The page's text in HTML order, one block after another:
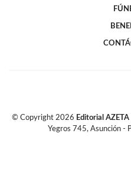
© Copyright 2026 Editorial AZETA
Yegros 745, Asunción -